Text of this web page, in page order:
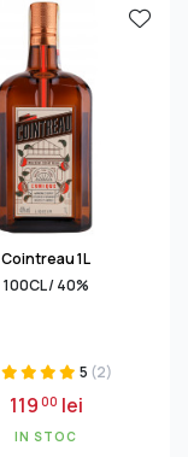
Cointreau 1L
100CL / 40%
5 (2)
11900 lei
IN STOC